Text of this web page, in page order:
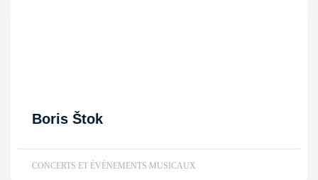
Boris Štok
CONCERTS ET ÉVÉNEMENTS MUSICAUX